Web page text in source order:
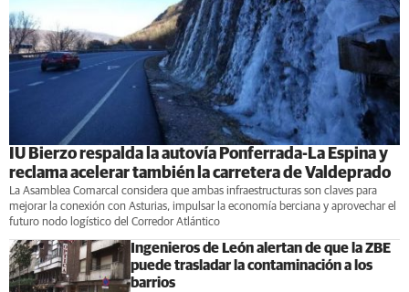
IU Bierzo respalda la autovía Ponferrada-La Espina y
reclama acelerar también la carretera de Valdeprado
La Asamblea Comarcal considera que ambas infraestructuras son claves para
mejorar la conexión con Asturias, impulsar la economía berciana y aprovechar el
futuro nodo logístico del Corredor Atlántico
Ingenieros de León alertan de que la ZBE
puede trasladar la contaminación a los
barrios